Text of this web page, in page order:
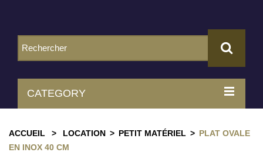
CATEGORY
ACCUEIL > LOCATION > PETIT MATÉRIEL > PLAT OVALE
EN INOX 40 CM